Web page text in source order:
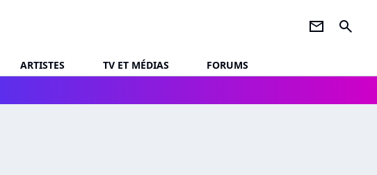
newsletter search
ARTISTES TV ET MÉDIAS
FORUMS